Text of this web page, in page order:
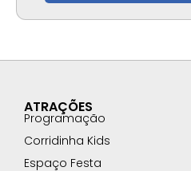
ATRAÇÕES
Programação
Corridinha Kids
Espaço Festa